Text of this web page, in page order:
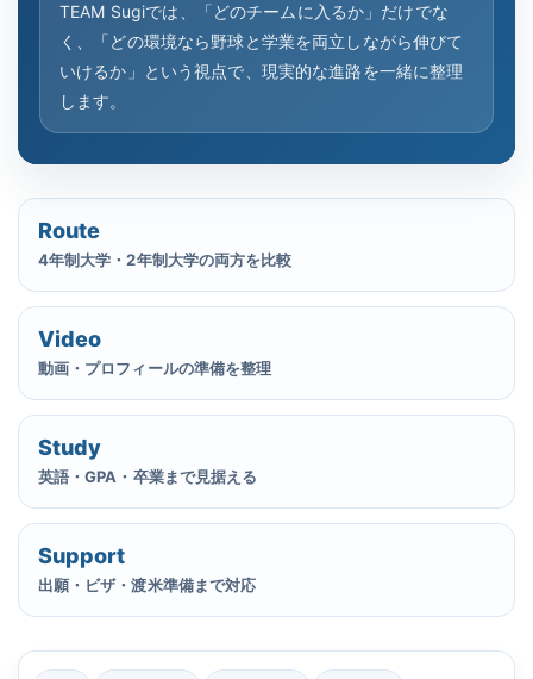
TEAM Sugiでは、「どのチームに入るか」だけでな
く、「どの環境なら野球と学業を両立しながら伸びて
いけるか」という視点で、現実的な進路を一緒に整理
します。
Route
4年制大学・2年制大学の両方を比較
Video
動画・プロフィールの準備を整理
Study
英語・GPA・卒業まで見据える
Support
出願・ビザ・渡米準備まで対応